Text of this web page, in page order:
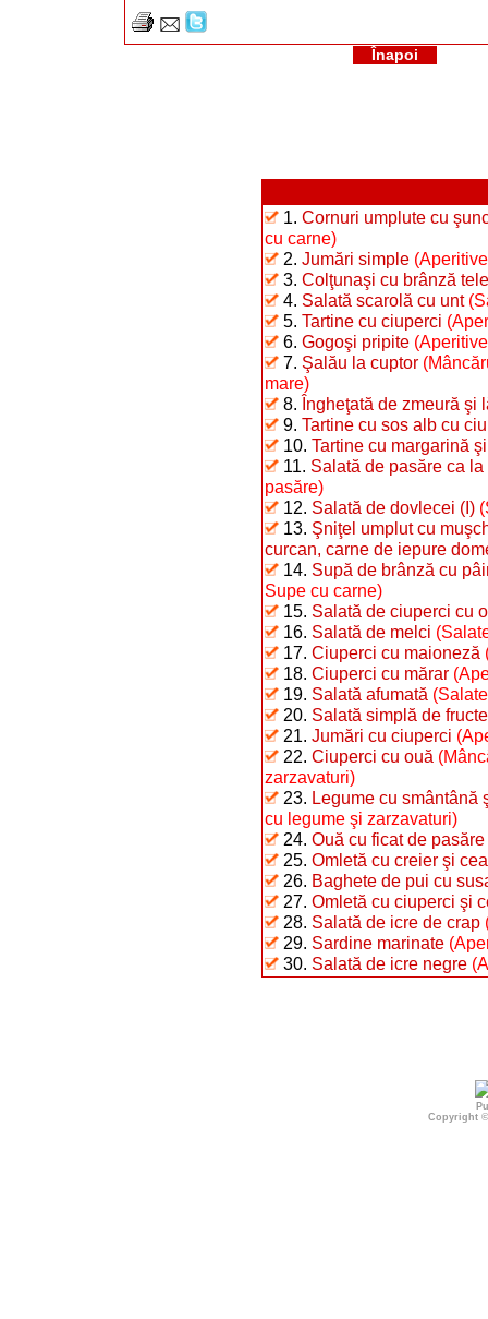
Înapoi
1. Cornuri umplute cu
cu carne)
2. Jumări simple
3. Colţunaşi cu brânză
4. Salată scarolă cu unt
5. Tartine cu ciuperci
6. Gogoşi pripite
7. Şalău la cuptor
mare)
8. Îngheţată de zmeură şi
9. Tartine cu sos alb cu
10. Tartine cu margarină
11. Salată de pasăre ca
pasăre)
12. Salată de dovlecei (I)
13. Şniţel umplut cu
curcan, carne de iepure
14. Supă de brânză cu
Supe cu carne)
15. Salată de ciuperci cu
16. Salată de melci
17. Ciuperci cu maioneză
18. Ciuperci cu mărar
19. Salată afumată
20. Salată simplă de fructe
21. Jumări cu ciuperci
22. Ciuperci cu ouă
zarzavaturi)
23. Legume cu smântână
cu legume şi zarzavaturi)
24. Ouă cu ficat de pasăre
25. Omletă cu creier şi
26. Baghete de pui cu
27. Omletă cu ciuperci şi
28. Salată de icre de crap
29. Sardine marinate
30. Salată de icre negre
Copyright